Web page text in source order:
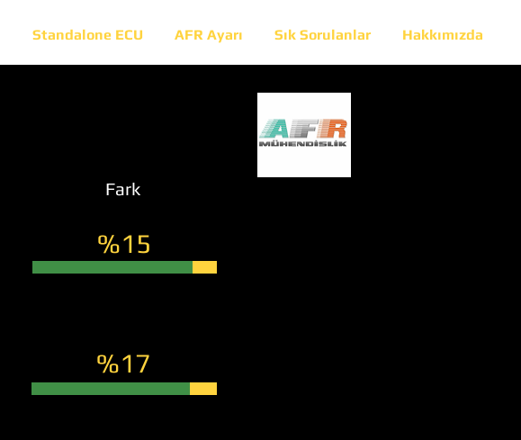
Standalone ECU AFR Ayarı Sık Sorulanlar Hakkımızda
Fark
%15
%17